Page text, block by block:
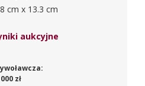
cm x 13.3 cm
aukcyjne
zł